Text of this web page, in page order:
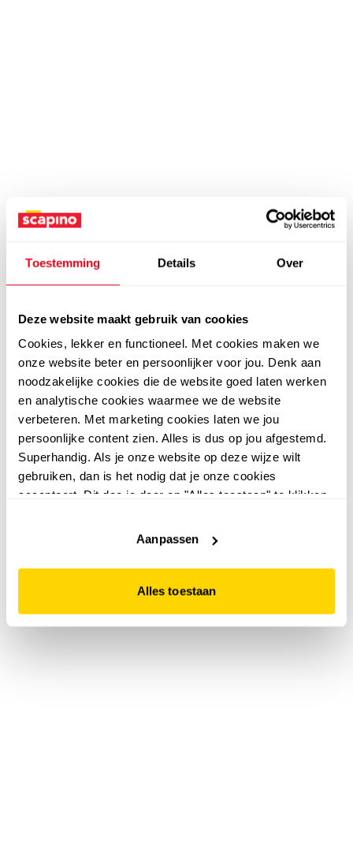
Toestemming Details Over
Deze website maakt gebruik van cookies
Cookies, lekker en functioneel. Met cookies maken we
onze website beter en persoonlijker voor jou. Denk aan
noodzakelijke cookies die de website goed laten werken
en analytische cookies waarmee we de website
verbeteren. Met marketing cookies laten we jou
persoonlijke content zien. Alles is dus op jou afgestemd.
Superhandig. Als je onze website op deze wijze wilt
gebruiken, dan is het nodig dat je onze cookies
accepteert. Dit doe je door op "Alles toestaan" te klikken.
website niet optimaal functioneert.
Aanpassen
Alles toestaan